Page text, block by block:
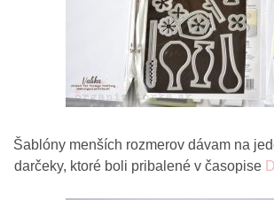
Šablóny menších rozmerov dávam na
darčeky, ktoré boli pribalené v časopise